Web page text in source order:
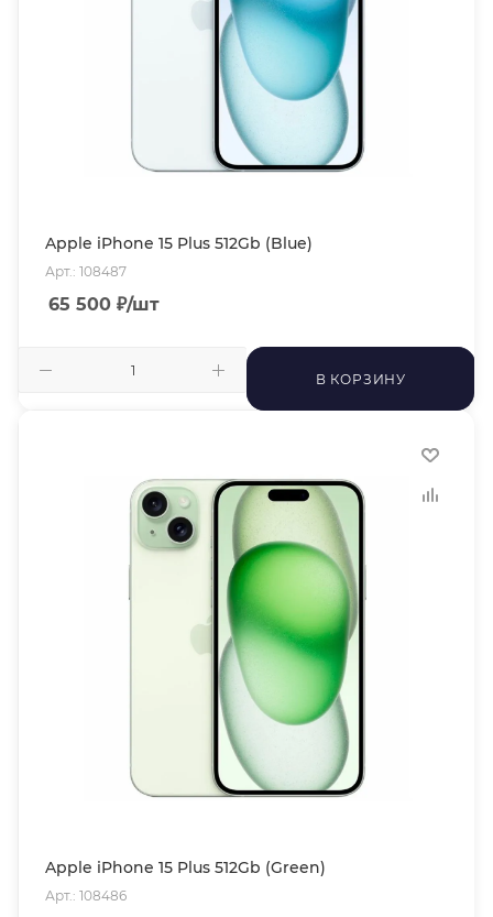
Apple iPhone 15 Plus 512Gb (Blue)
Арт.: 108487
65 500 ₽/шт
В КОРЗИНУ
Apple iPhone 15 Plus 512Gb (Green)
Арт.: 108486